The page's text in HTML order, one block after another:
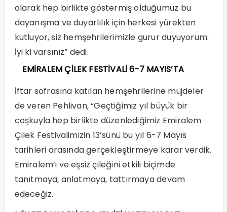
olarak hep birlikte göstermiş olduğumuz bu
dayanışma ve duyarlılık için herkesi yürekten
kutluyor, siz hemşehrilerimizle gurur duyuyorum.
İyi ki varsınız” dedi.
EMİRALEM ÇİLEK FESTİVALİ 6-7 MAYIS’TA
İftar sofrasına katılan hemşehrilerine müjdeler
de veren Pehlivan, “Geçtiğimiz yıl büyük bir
coşkuyla hep birlikte düzenlediğimiz Emiralem
Çilek Festivalimizin 13’sünü bu yıl 6-7 Mayıs
tarihleri arasında gerçekleştirmeye karar verdik.
Emiralem’i ve eşsiz çileğini etkili biçimde
tanıtmaya, anlatmaya, tattırmaya devam
edeceğiz.